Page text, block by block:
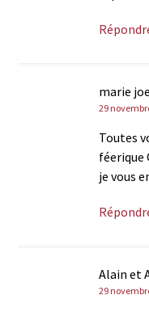
marie
29
Toutes
féerique
je vous
Alain et
29